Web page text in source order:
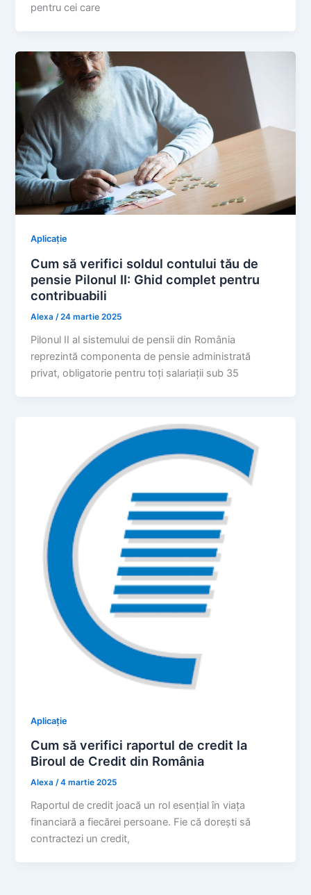
pentru cei care
Aplicație
Cum să verifici soldul contului tău de
pensie Pilonul II: Ghid complet pentru
contribuabili
Alexa/24 martie 2025
Pilonul II al sistemului de pensii din România
reprezintă componenta de pensie administrată
privat, obligatorie pentru toți salariații sub 35
Aplicație
Cum să verifici raportul de credit la
Biroul de Credit din România
Alexa/4 martie 2025
Raportul de credit joacă un rol esențial în viața
financiară a fiecărei persoane. Fie că dorești să
contractezi un credit,